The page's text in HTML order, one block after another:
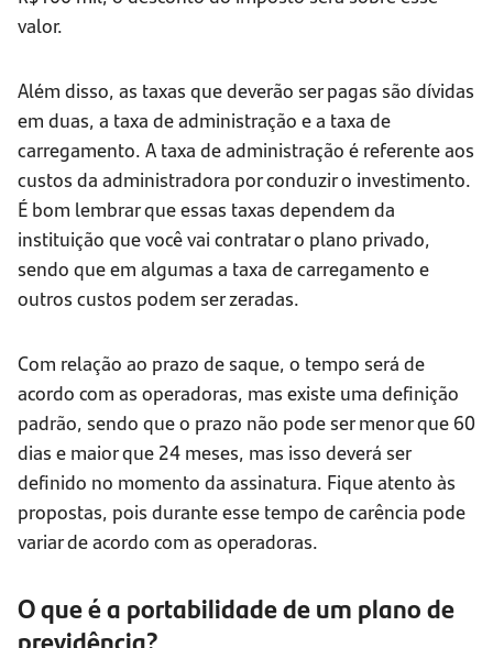
valor.
Além disso, as taxas que deverão ser pagas são dívidas
em duas, a taxa de administração e a taxa de
carregamento. A taxa de administração é referente aos
custos da administradora por conduzir o investimento.
É bom lembrar que essas taxas dependem da
instituição que você vai contratar o plano privado,
sendo que em algumas a taxa de carregamento e
outros custos podem ser zeradas.
Com relação ao prazo de saque, o tempo será de
acordo com as operadoras, mas existe uma definição
padrão, sendo que o prazo não pode ser menor que 60
dias e maior que 24 meses, mas isso deverá ser
definido no momento da assinatura. Fique atento às
propostas, pois durante esse tempo de carência pode
variar de acordo com as operadoras.
O que é a portabilidade de um plano de
previdência?